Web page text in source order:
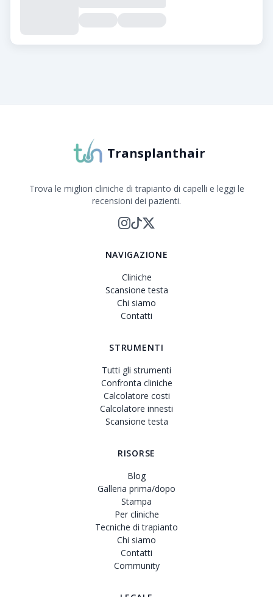
Transplanthair
Trova le migliori cliniche di trapianto di capelli e leggi le
recensioni dei pazienti.
NAVIGAZIONE
Cliniche
Scansione testa
Chi siamo
Contatti
STRUMENTI
Tutti gli strumenti
Confronta cliniche
Calcolatore costi
Calcolatore innesti
Scansione testa
RISORSE
Blog
Galleria prima/dopo
Stampa
Per cliniche
Tecniche di trapianto
Chi siamo
Contatti
Community